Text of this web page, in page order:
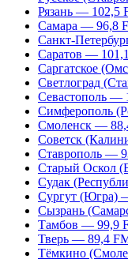
Рязань — 102,5
Самара — 96,8
Санкт-
Саратов —
Саргатское
Светлоград
Севастополь —
Симферополь
Смоленск —
Советск
Ставрополь —
Старый Оскол
Судак
Сургут (Югра)
Сызрань
Тамбов — 99,9
Тверь — 89,4
Тёмкино